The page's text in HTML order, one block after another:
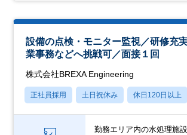
設備の点検・モニター監視／研修充
業事務などへ挑戦可／面接１回
株式会社BREXA Engineering
正社員採用 土日祝休み 休日120日以上
勤務エリア内の水処理施